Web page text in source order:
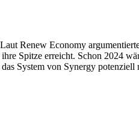
Renew Economy
Spitze erreicht. Schon 2024
System von Synergy